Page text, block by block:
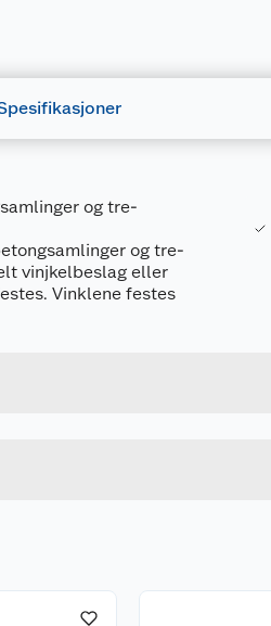
og tre-
og tre-
vinjkelbeslag eller
Vinklene festes